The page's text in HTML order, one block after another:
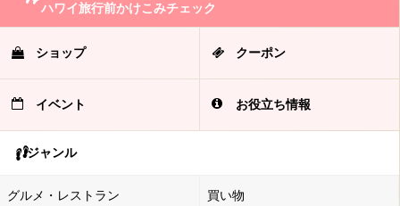
ハワイ旅行前かけこみチェック
ショップ クーポン
イベント お役立ち情報
ジャンル
グルメ・レストラン 買い物